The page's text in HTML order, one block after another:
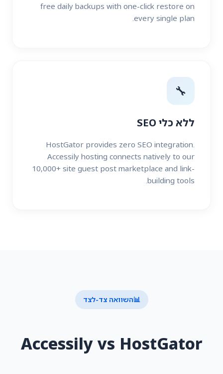
free daily backups with one-click restore on
every single plan.
🔧
ללא כלי SEO
HostGator provides zero SEO integration.
Accessily hosting connects natively to our
10,000+ site guest post marketplace and link-
building tools.
📊השוואה צד-לצד
Accessily vs HostGator